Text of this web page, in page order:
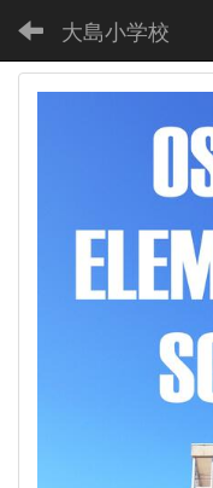
大島小学校